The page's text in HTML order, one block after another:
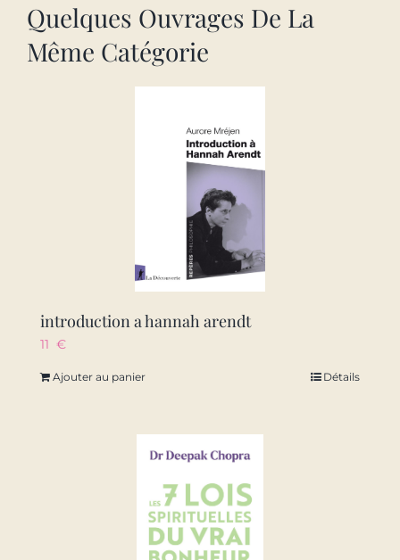
Quelques Ouvrages De La
Même Catégorie
introduction a hannah arendt
11 €
Ajouter au panier Détails